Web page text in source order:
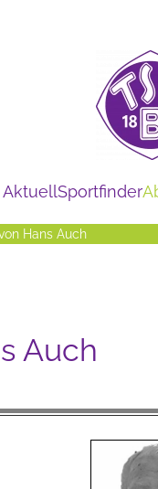
AktuellSportfinder
Hans Auch
Auch